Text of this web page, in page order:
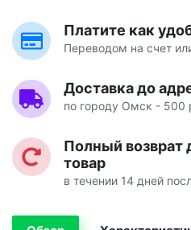
Платите как
Переводом на счет
Доставка до
по городу Омск - 500
Полный возврат
товар
в течении 14 дней